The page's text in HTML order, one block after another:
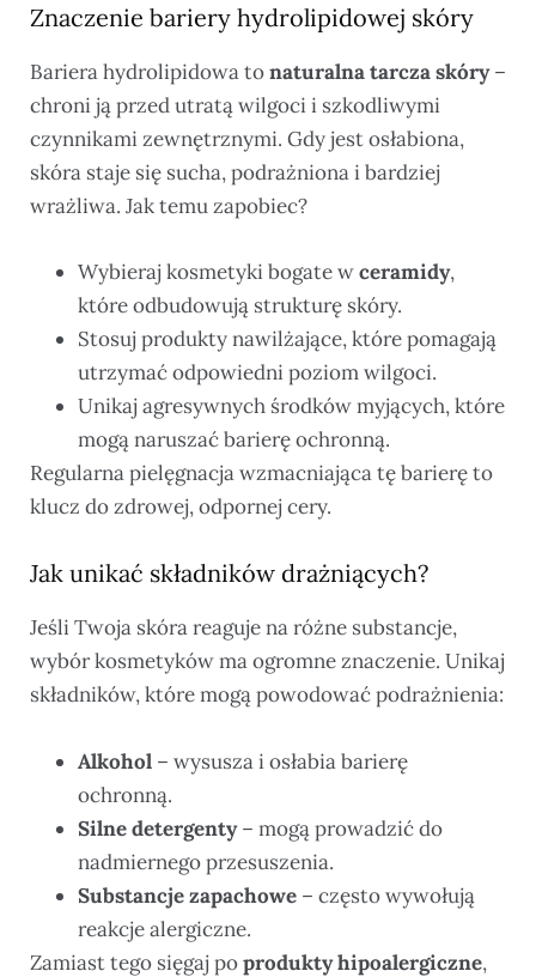
Znaczenie bariery hydrolipidowej skóry
Bariera hydrolipidowa tonaturalna tarcza skóry–
chroni ją przed utratą wilgoci i szkodliwymi
czynnikami zewnętrznymi. Gdy jest osłabiona,
skóra staje się sucha, podrażniona i bardziej
wrażliwa. Jak temu zapobiec?
Wybieraj kosmetyki bogate wceramidy,
które odbudowują strukturę skóry.
Stosuj produkty nawilżające, które pomagają
utrzymać odpowiedni poziom wilgoci.
Unikaj agresywnych środków myjących, które
mogą naruszać barierę ochronną.
Regularna pielęgnacja wzmacniająca tę barierę to
klucz do zdrowej, odpornej cery.
Jak unikać składników drażniących?
Jeśli Twoja skóra reaguje na różne substancje,
wybór kosmetyków ma ogromne znaczenie. Unikaj
składników, które mogą powodować podrażnienia:
Alkohol – wysusza i osłabia barierę
ochronną.
Silne detergenty– mogą prowadzić do
nadmiernego przesuszenia.
Substancje zapachowe – często wywołują
reakcje alergiczne.
Zamiast tego sięgaj poprodukty hipoalergiczne,